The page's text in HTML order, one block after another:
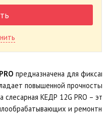
предназначена для
повышенной
КЕДР 12G PRO –
и